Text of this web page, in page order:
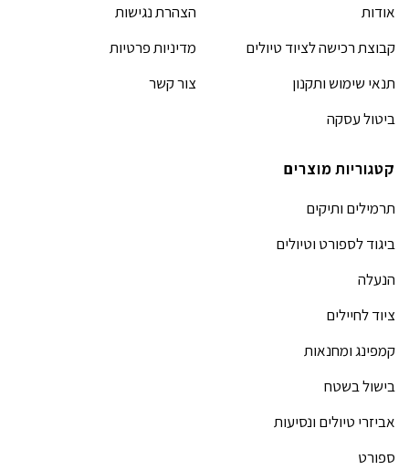
אודות
קבוצת רכישה לציוד טיולים
תנאי שימוש ותקנון
ביטול עסקה
הצהרת נגישות
מדיניות פרטיות
צור קשר
קטגוריות מוצרים
תרמילים ותיקים
ביגוד לספורט וטיולים
הנעלה
ציוד לחיילים
קמפינג ומחנאות
בישול בשטח
אביזרי טיולים ונסיעות
ספורט